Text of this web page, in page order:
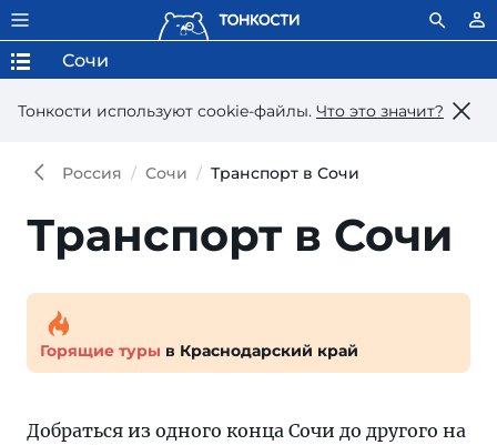
Тонкости используют сookie-файлы. Что это значит?
Сочи
Россия Сочи Транспорт в Сочи
Транспорт в Сочи
Горящие туры в Краснодарский край
Добраться из одного конца Сочи до другого на